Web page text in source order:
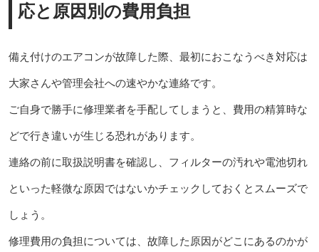
応と原因別の費用負担
備え付けのエアコンが故障した際、最初におこなうべき対応は
大家さんや管理会社への速やかな連絡です。
ご自身で勝手に修理業者を手配してしまうと、費用の精算時な
どで行き違いが生じる恐れがあります。
連絡の前に取扱説明書を確認し、フィルターの汚れや電池切れ
といった軽微な原因ではないかチェックしておくとスムーズで
しょう。
修理費用の負担については、故障した原因がどこにあるのかが